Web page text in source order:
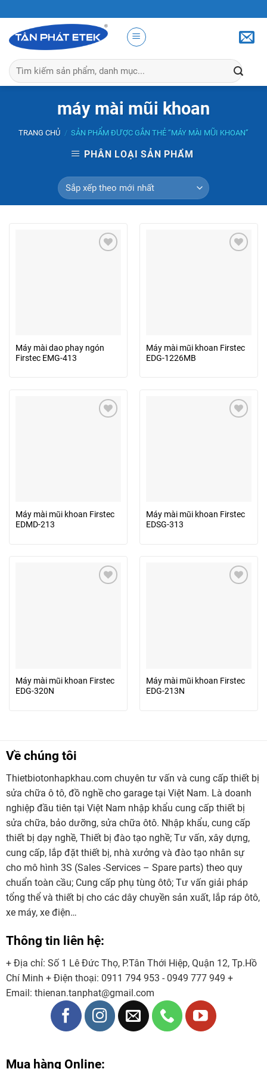
to
content
Tìm
kiếm:
máy mài mũi khoan
TRANG CHỦ / SẢN PHẨM ĐƯỢC GẮN THẺ “MÁY MÀI MŨI KHOAN”
PHÂN LOẠI SẢN PHẨM
Máy mài dao phay ngón
Firstec EMG-413
Máy mài mũi khoan Firstec
EDG-1226MB
Máy mài mũi khoan Firstec
EDMD-213
Máy mài mũi khoan Firstec
EDSG-313
Máy mài mũi khoan Firstec
EDG-320N
Máy mài mũi khoan Firstec
EDG-213N
Về chúng tôi
Thietbiotonhapkhau.com chuyên tư vấn và cung cấp thiết bị
sửa chữa ô tô, đồ nghề cho garage tại Việt Nam. Là doanh
nghiệp đầu tiên tại Việt Nam nhập khẩu cung cấp thiết bị
sửa chữa, bảo dưỡng, sửa chữa ôtô. Nhập khẩu, cung cấp
thiết bị dạy nghề, Thiết bị đào tạo nghề; Tư vấn, xây dựng,
cung cấp, lắp đặt thiết bị, nhà xưởng và đào tạo nhân sự
cho mô hình 3S (Sales -Services – Spare parts) theo quy
chuẩn toàn cầu; Cung cấp phụ tùng ôtô; Tư vấn giải pháp
tổng thể và thiết bị cho các dây chuyền sản xuất, lắp ráp ôtô,
xe máy, xe điện…
Thông tin liên hệ:
+ Địa chỉ: Số 1 Lê Đức Thọ, P.Tân Thới Hiệp, Quận 12, Tp.Hồ
Chí Minh + Điện thoại: 0911 794 953 - 0949 777 949 +
Email: thienan.tanphat@gmail.com
Mua hàng Online: